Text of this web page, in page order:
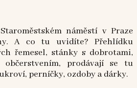
náměstí v Praze
A co tu uvidíte? Přehlídku
řemesel, stánky s dobrotami,
prodávají se tu
perníčky, ozdoby a dárky.